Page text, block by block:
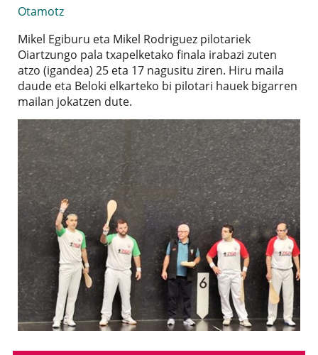
Otamotz
Mikel Egiburu eta Mikel Rodriguez pilotariek
Oiartzungo pala txapelketako finala irabazi zuten
atzo (igandea) 25 eta 17 nagusitu ziren. Hiru maila
daude eta Beloki elkarteko bi pilotari hauek bigarren
mailan jokatzen dute.